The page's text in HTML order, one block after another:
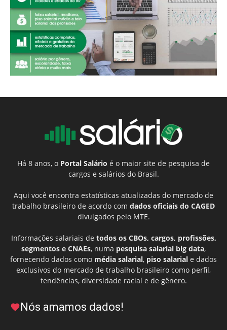
Há 8 anos, o Portal Salário é o maior site de pesquisa de
cargos e salários do Brasil.
Aqui você encontra estatísticas atualizadas do mercado de
trabalho brasileiro de acordo com dados oficiais do CAGED
divulgados pelo MTE.
Informações salariais de todos os CBOs, cargos, profissões,
segmentos e CNAEs, numa pesquisa salarial big data,
fornecendo dados como média salarial, piso salarial e dados
exclusivos do mercado de trabalho brasileiro como perfil,
tendências, diversidade racial e de gênero.
Nós amamos dados!